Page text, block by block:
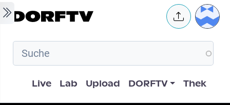
Skip to main content User
Hauptnavigation
Live Lab Upload DORFTV Thek